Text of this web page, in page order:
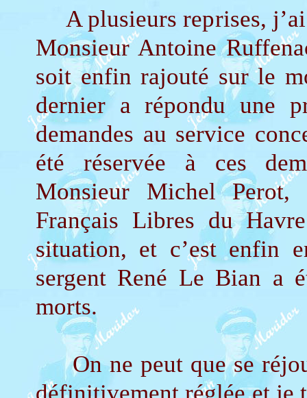
A plusieurs reprises,
Monsieur Antoine
soit enfin rajouté sur le
dernier a répondu une
demandes au service
été réservée à ces
Monsieur Michel Perot,
Français Libres du
situation, et c’est enfin
sergent René Le Bian a
morts.
On ne peut que se
définitivement réglée et je